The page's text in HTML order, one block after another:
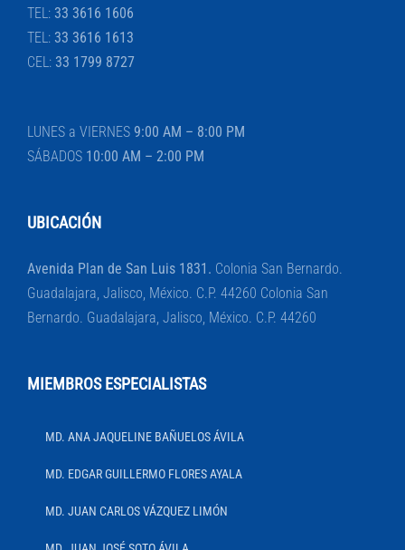
TEL: 33 3616 1606
TEL: 33 3616 1613
CEL: 33 1799 8727
LUNES a VIERNES 9:00 AM – 8:00 PM
SÁBADOS 10:00 AM – 2:00 PM
UBICACIÓN
Avenida Plan de San Luis 1831. Colonia San Bernardo.
Guadalajara, Jalisco, México. C.P. 44260 Colonia San
Bernardo. Guadalajara, Jalisco, México. C.P. 44260
MIEMBROS ESPECIALISTAS
MD. ANA JAQUELINE BAÑUELOS ÁVILA
MD. EDGAR GUILLERMO FLORES AYALA
MD. JUAN CARLOS VÁZQUEZ LIMÓN